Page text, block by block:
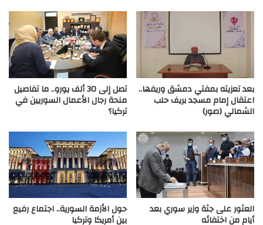
بعد تعزيته بمفتي دمشق وريفها..
اعتقال إمام مسجد بريف حلب
الشمالي (صور)
تصل إلى 30 ألف يورو.. ما تفاصيل
منحة رجال الأعمال السوريين في
تركيا؟
العثور على جثة وزير سوري بعد
أيام من اختفائه
حول الأزمة السورية.. اجتماع رفيع
بين أمريكا وتركيا